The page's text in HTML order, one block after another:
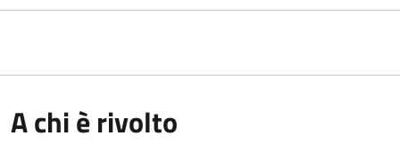
A chi è rivolto